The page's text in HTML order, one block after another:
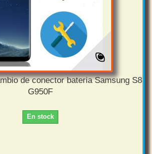
de conector bateria Samsung S8
G950F
En stock